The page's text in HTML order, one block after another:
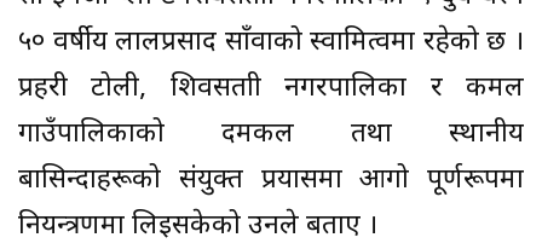
५० वर्षीय लालप्रसाद साँवाको स्वामित्वमा रहेको छ ।
प्रहरी टोली, शिवसताक्षी नगरपालिका र कमल
गाउँपालिकाको दमकल तथा स्थानीय
बासिन्दाहरूको संयुक्त प्रयासमा आगो पूर्णरूपमा
नियन्त्रणमा लिइसकेको उनले बताए ।